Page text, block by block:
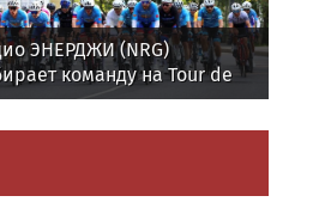
ЭНЕРДЖИ (NRG)
команду на Tour de
в Петербурге